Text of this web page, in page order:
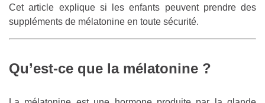
Cet article explique si les enfants peuvent prendre des
suppléments de mélatonine en toute sécurité.
Qu’est-ce que la mélatonine ?